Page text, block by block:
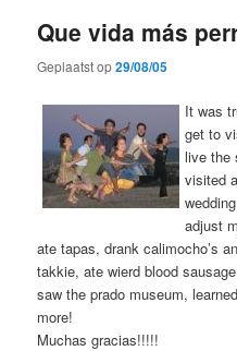
Que vida más
Geplaatst op29/08/05
It was
get to
live the
visited
adjust
ate tapas, drank calimocho’s
takkie, ate wierd blood
saw the prado museum,
more!
Muchas gracias!!!!!